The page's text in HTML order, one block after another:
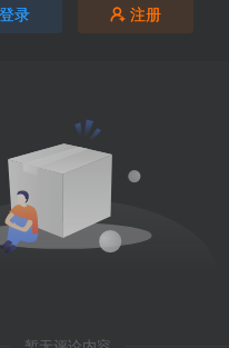
登录 注册